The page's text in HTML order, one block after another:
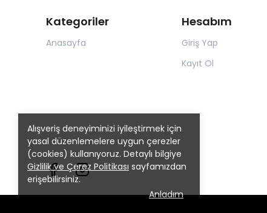
Alışveriş deneyiminizi iyileştirmek için
yasal düzenlemelere uygun çerezler
(cookies) kullanıyoruz. Detaylı bilgiye
Gizlilik ve Çerez Politikası sayfamızdan
erişebilirsiniz.
Anladım
Kategoriler
Anasayfa
Hesabım
Giriş Yap
Kayıt Ol